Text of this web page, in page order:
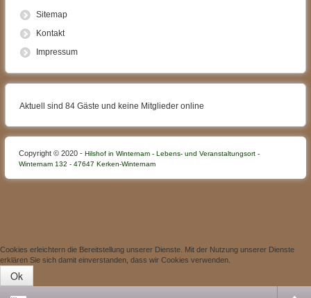
Sitemap
Kontakt
Impressum
Aktuell sind 84 Gäste und keine Mitglieder online
Copyright © 2020 - Hilshof in Winternam - Lebens- und Veranstaltungsort -
Winternam 132 - 47647 Kerken-Winternam
Cookies erleichtern die Bereitstellung unserer Dienste. Mit der Nutzung unserer Dienste
erklären Sie sich damit einverstanden, dass wir Cookies verwenden.
Ok